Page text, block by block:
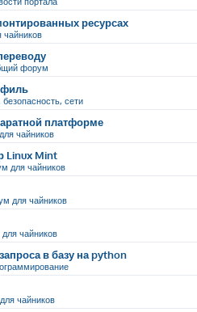
ресурсах
форум
безопасность, сети
платформе
чайников
Linux Mint
для чайников
для чайников
чайников
в базу на python
чайников